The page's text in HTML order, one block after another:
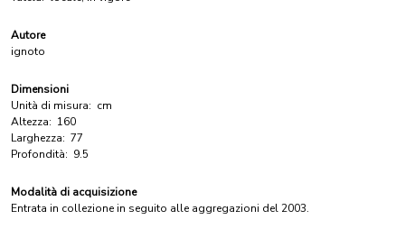
Autore
ignoto
Dimensioni
Unità di misura: cm
Altezza: 160
Larghezza: 77
Profondità: 9.5
Modalità di acquisizione
Entrata in collezione in seguito alle aggregazioni del 2003.